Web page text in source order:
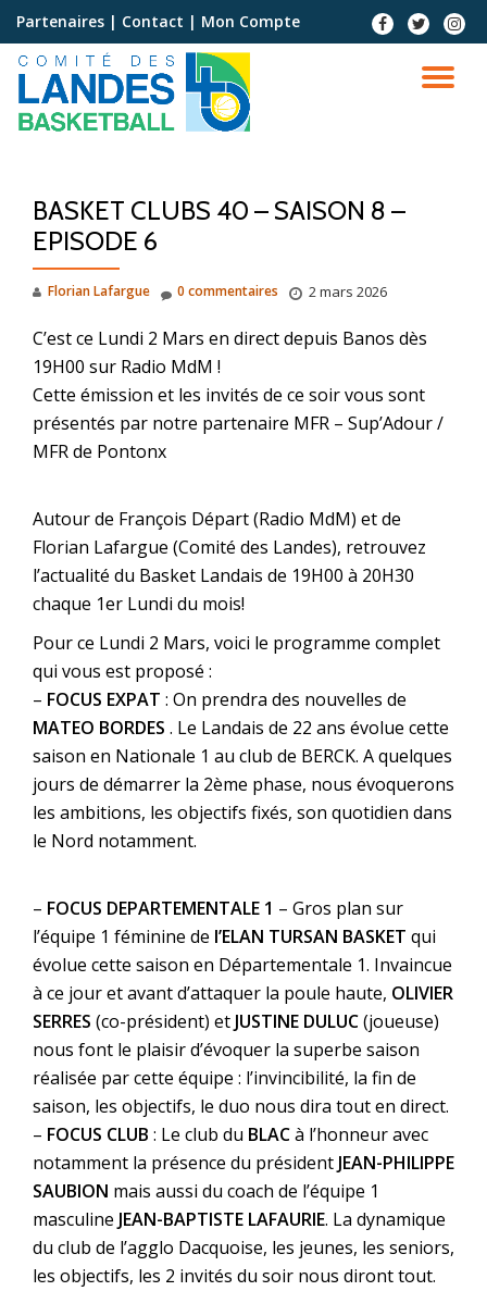
Aller
contenu
Partenaires | Contact | Mon Compte
BASKET CLUBS 40 – SAISON 8 –
EPISODE 6
Florian Lafargue 2 mars 2026
0 commentaires
C’est ce Lundi 2 Mars en direct depuis Banos dès
19H00 sur Radio MdM !
Cette émission et les invités de ce soir vous sont
présentés par notre partenaire MFR – Sup’Adour /
MFR de Pontonx
Autour de François Départ (Radio MdM) et de
Florian Lafargue (Comité des Landes), retrouvez
l’actualité du Basket Landais de 19H00 à 20H30
chaque 1er Lundi du mois!
Pour ce Lundi 2 Mars, voici le programme complet
qui vous est proposé :
– FOCUS EXPAT : On prendra des nouvelles de
MATEO BORDES . Le Landais de 22 ans évolue cette
saison en Nationale 1 au club de BERCK. A quelques
jours de démarrer la 2ème phase, nous évoquerons
les ambitions, les objectifs fixés, son quotidien dans
le Nord notamment.
– FOCUS DEPARTEMENTALE 1 – Gros plan sur
l’équipe 1 féminine de l’ELAN TURSAN BASKET qui
évolue cette saison en Départementale 1. Invaincue
à ce jour et avant d’attaquer la poule haute, OLIVIER
SERRES (co-président) et JUSTINE DULUC(joueuse)
nous font le plaisir d’évoquer la superbe saison
réalisée par cette équipe : l’invincibilité, la fin de
saison, les objectifs, le duo nous dira tout en direct.
– FOCUS CLUB : Le club du BLACà l’honneur avec
notamment la présence du président JEAN-PHILIPPE
SAUBION mais aussi du coach de l’équipe 1
masculine JEAN-BAPTISTE LAFAURIE. La dynamique
du club de l’agglo Dacquoise, les jeunes, les seniors,
les objectifs, les 2 invités du soir nous diront tout.